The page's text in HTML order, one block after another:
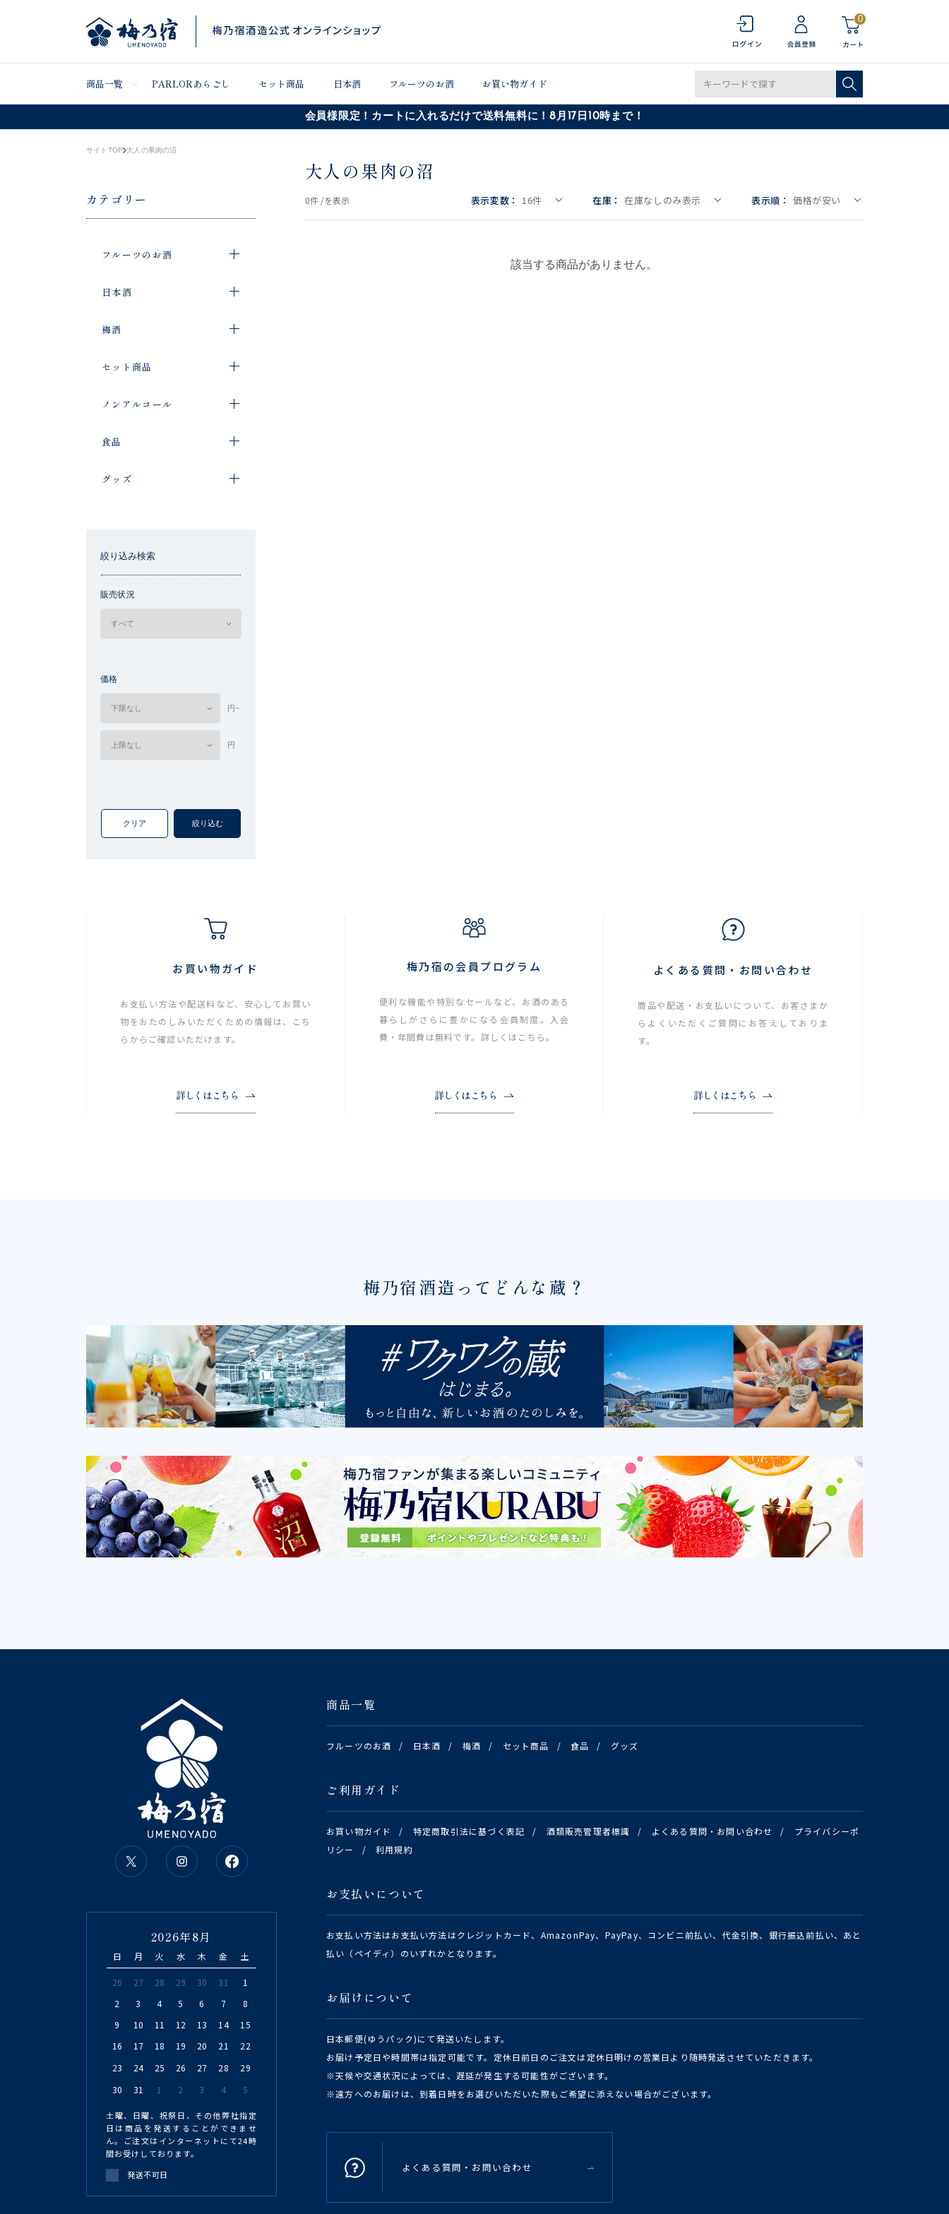
0
商品一覧 PARLORあらごし セット商品 日本酒 フルーツのお酒 お買い物ガイド
会員様限定！カートに入れるだけで送料無料に！8月17日10時まで！
サイトTOP 大人の果肉の沼
カテゴリー
フルーツのお酒
日本酒
梅酒
セット商品
ノンアルコール
食品
グッズ
絞り込み検索
販売状況
価格
円~
円
クリア 絞り込む
大人の果肉の沼
0件 /を表示 表示変数： 16件 在庫： 在庫なしのみ表示 表示順： 価格が安い
該当する商品がありません。
お買い物ガイド
お支払い方法や配送料など、安心してお買い
物をおたのしみいただくための情報は、こち
らからご確認いただけます。
詳しくはこちら
梅乃宿の会員プログラム
便利な機能や特別なセールなど、お酒のある
暮らしがさらに豊かになる会員制度。入会
費・年間費は無料です。詳しくはこちら。
詳しくはこちら
よくある質問・お問い合わせ
商品や配送・お支払いについて、お客さまか
らよくいただくご質問にお答えしておりま
す。
詳しくはこちら
梅乃宿酒造ってどんな蔵？
商品一覧
フルーツのお酒 / 日本酒 / 梅酒 / セット商品 / 食品 / グッズ
ご利用ガイド
お買い物ガイド / 特定商取引法に基づく表記 / 酒類販売管理者標識 / よくある質問・お問い合わせ /
プライバシーポ
リシー
/ 利用規約
お支払いについて
お支払い方法はお支払い方法はクレジットカード、AmazonPay、PayPay、コンビニ前払い、代金引換、銀行振込前払い、あと
払い（ペイディ）のいずれかとなります。
お届けについて
日本郵便(ゆうパック)にて発送いたします。
お届け予定日や時間帯は指定可能です。定休日前日のご注文は定休日明けの営業日より随時発送させていただきます。
※天候や交通状況によっては、遅延が発生する可能性がございます。
※遠方へのお届けは、到着日時をお選びいただいた際もご希望に添えない場合がございます。
よくある質問・お問い合わせ
2026年8月
日 月 火 水 木 金 土
26 27 28 29 30 31
1
2
3 4 5 6 7
8
9
10 11 12 13 14
15
16
17 18 19 20 21
22
23
24 25 26 27 28
29
30
31 1 2 3 4 5
土曜、日曜、祝祭日、その他弊社指定
日は商品を発送することができませ
ん。ご注文はインターネットにて24時
間お受けしております。
発送不可日